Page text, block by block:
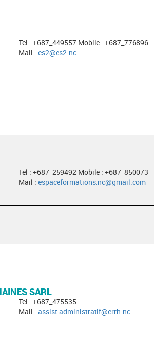
Tel : +687_449557 Mobile : +687_776896
Mail : es2@es2.nc
Tel : +687_259492 Mobile : +687_850073
Mail : espaceformations.nc@gmail.com
SARL
Tel : +687_475535
Mail : assist.administratif@errh.nc